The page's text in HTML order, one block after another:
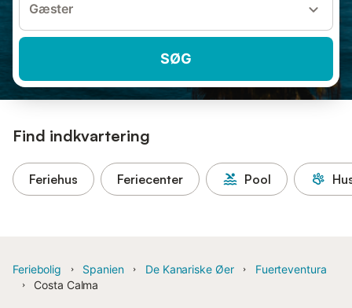
Gæster
SØG
Find indkvartering
Feriehus Feriecenter Pool
Feriebolig Spanien De Kanariske Øer
Fuerteventura
Costa Calma